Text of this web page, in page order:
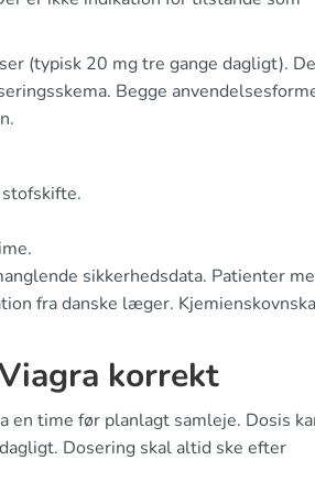
(typisk 20 mg tre gange dagligt).
Begge
sikkerhedsdata. Patienter
fra danske læger.
korrekt
time før planlagt samleje. Dosis
Dosering skal altid ske efter